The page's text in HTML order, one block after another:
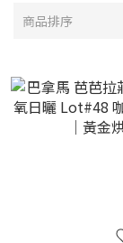
商品排序